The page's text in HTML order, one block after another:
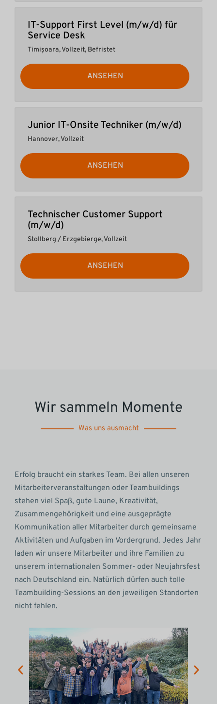
IT-Support First Level (m/w/d) für
Service Desk
Timișoara,Vollzeit, Befristet
ANSEHEN
Junior IT-Onsite Techniker (m/w/d)
Hannover,Vollzeit
ANSEHEN
Technischer Customer Support
(m/w/d)
Stollberg / Erzgebierge,Vollzeit
ANSEHEN
Wir sammeln Momente
Was uns ausmacht
Erfolg braucht ein starkes Team. Bei allen unseren
Mitarbeiterveranstaltungen oder Teambuildings
stehen viel Spaß, gute Laune, Kreativität,
Zusammengehörigkeit und eine ausgeprägte
Kommunikation aller Mitarbeiter durch gemeinsame
Aktivitäten und Aufgaben im Vordergrund. Jedes Jahr
laden wir unsere Mitarbeiter und ihre Familien zu
unserem internationalen Sommer- oder Neujahrsfest
nach Deutschland ein. Natürlich dürfen auch tolle
Teambuilding-Sessions an den jeweiligen Standorten
nicht fehlen.